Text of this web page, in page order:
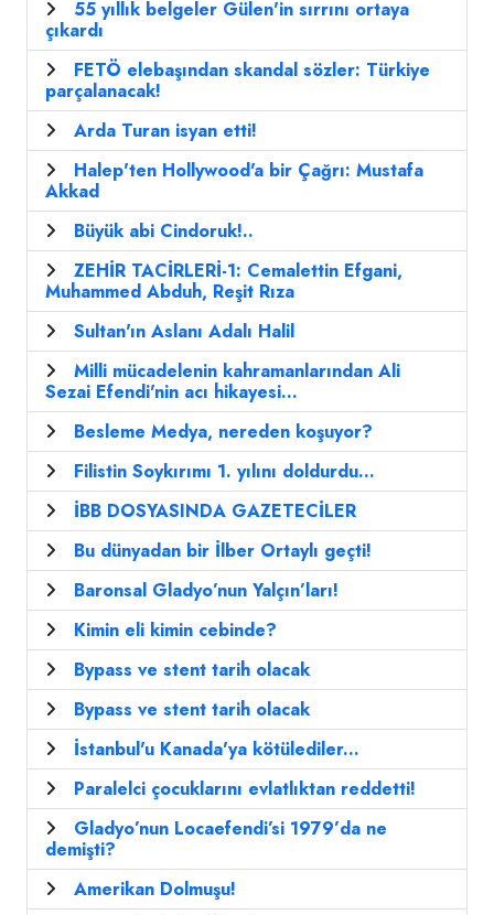
55 yıllık belgeler Gülen'in sırrını ortaya
çıkardı
FETÖ elebaşından skandal sözler: Türkiye
parçalanacak!
Arda Turan isyan etti!
Halep'ten Hollywood'a bir Çağrı: Mustafa
Akkad
Büyük abi Cindoruk!..
ZEHİR TACİRLERİ-1: Cemalettin Efgani,
Muhammed Abduh, Reşit Rıza
Sultan'ın Aslanı Adalı Halil
Milli mücadelenin kahramanlarından Ali
Sezai Efendi'nin acı hikayesi...
Besleme Medya, nereden koşuyor?
Filistin Soykırımı 1. yılını doldurdu...
İBB DOSYASINDA GAZETECİLER
Bu dünyadan bir İlber Ortaylı geçti!
Baronsal Gladyo’nun Yalçın’ları!
Kimin eli kimin cebinde?
Bypass ve stent tarih olacak
Bypass ve stent tarih olacak
İstanbul'u Kanada'ya kötülediler...
Paralelci çocuklarını evlatlıktan reddetti!
Gladyo’nun Locaefendi’si 1979’da ne
demişti?
Amerikan Dolmuşu!